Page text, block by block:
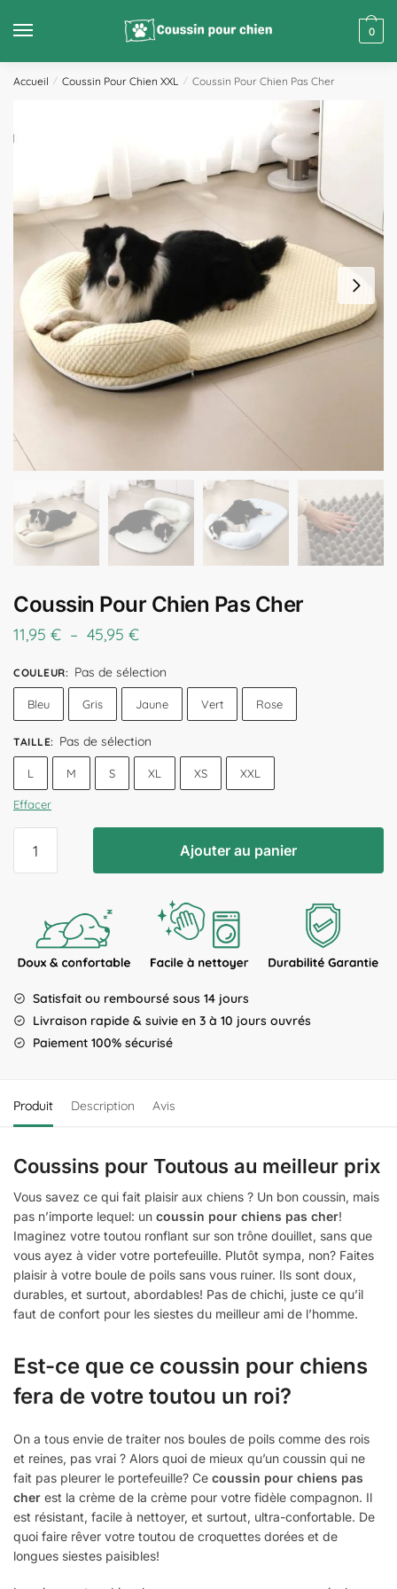
0
Accueil / Coussin Pour Chien XXL / Coussin Pour Chien Pas Cher
Coussin Pour Chien Pas Cher
11,95 € – 45,95 €
COULEUR: Pas de sélection
Bleu Gris Jaune Vert Rose
TAILLE: Pas de sélection
L M S XL XS XXL
Effacer
Ajouter au panier
Satisfait ou remboursé sous 14 jours
Livraison rapide & suivie en 3 à 10 jours ouvrés
Paiement 100% sécurisé
Produit Description Avis
Coussins pour Toutous au meilleur prix
Vous savez ce qui fait plaisir aux chiens ? Un bon coussin, mais
pas n’importe lequel: un coussin pour chiens pas cher!
Imaginez votre toutou ronflant sur son trône douillet, sans que
vous ayez à vider votre portefeuille. Plutôt sympa, non? Faites
plaisir à votre boule de poils sans vous ruiner. Ils sont doux,
durables, et surtout, abordables! Pas de chichi, juste ce qu’il
faut de confort pour les siestes du meilleur ami de l’homme.
Est-ce que ce coussin pour chiens
fera de votre toutou un roi?
On a tous envie de traiter nos boules de poils comme des rois
et reines, pas vrai ? Alors quoi de mieux qu’un coussin qui ne
fait pas pleurer le portefeuille? Ce coussin pour chiens pas
cher est la crème de la crème pour votre fidèle compagnon. Il
est résistant, facile à nettoyer, et surtout, ultra-confortable. De
quoi faire rêver votre toutou de croquettes dorées et de
longues siestes paisibles!